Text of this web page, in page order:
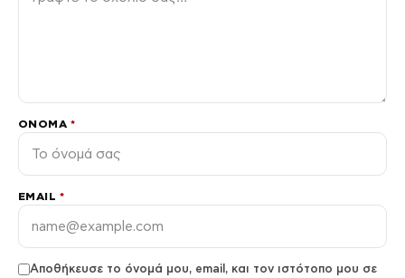
ΌΝΟΜΑ *
EMAIL *
Αποθήκευσε το όνομά μου, email, και τον ιστότοπο μου σε